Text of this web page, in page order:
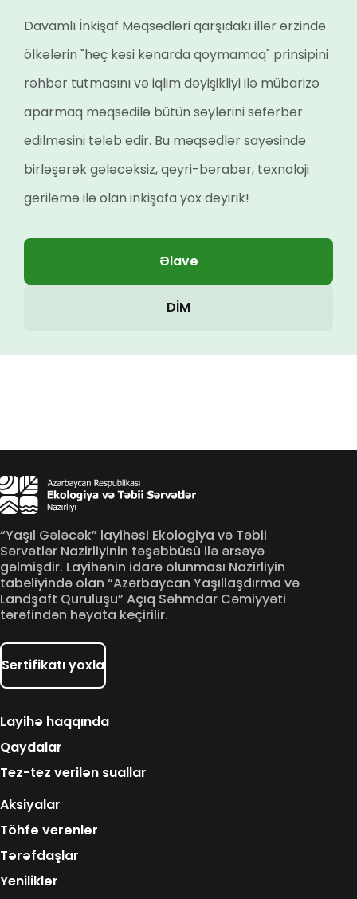
Davamlı İnkişaf Məqsədləri qarşıdakı illər ərzində
ölkələrin "heç kəsi kənarda qoymamaq" prinsipini
rəhbər tutmasını və iqlim dəyişikliyi ilə mübarizə
aparmaq məqsədilə bütün səylərini səfərbər
edilməsini tələb edir. Bu məqsədlər sayəsində
birləşərək gələcəksiz, qeyri-bərabər, texnoloji
geriləmə ilə olan inkişafa yox deyirik!
Əlavə
DİM
“Yaşıl Gələcək” layihəsi Ekologiya və Təbii
Sərvətlər Nazirliyinin təşəbbüsü ilə ərsəyə
gəlmişdir. Layihənin idarə olunması Nazirliyin
tabeliyində olan “Azərbaycan Yaşıllaşdırma və
Landşaft Quruluşu” Açıq Səhmdar Cəmiyyəti
tərəfindən həyata keçirilir.
Sertifikatı yoxla
Layihə haqqında
Qaydalar
Tez-tez verilən suallar
Aksiyalar
Töhfə verənlər
Tərəfdaşlar
Yeniliklər